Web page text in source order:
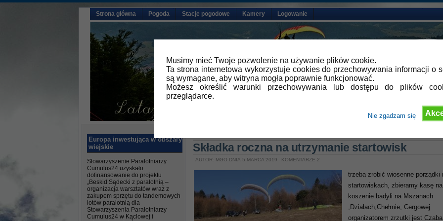
Musimy mieć Twoje pozwolenie na używanie plików cookie.
Ta strona internetowa wykorzystuje cookies do przechowywania informacji o
są wymagane, aby witryna mogła poprawnie funkcjonować.
Możesz określić warunki przechowywania lub dostępu do plików
przeglądarce.
Nie zgadzam się
Strona główna Pogoda Stacje pogodowe Kamery Logowanie
Europa inwestująca w obszary
wiejskie
Stowarzyszenie Paralotniarzy
Cumulus24 uzyskało
dofinansowanie do projektu
„Beskid Sądecki z paralotnią –
organizacja warsztatów wraz z
zakupem sprzętu do tandemowych
lotów paralotnią dla
Stowarzyszenia Paralotniarzy
Cumulus24 w Kąclowej i
Składka roczna na utrzymanie startowisk
AUTOR: MGO DNIA 5 MARCA 2019 KOMENTARZE 2
trzeba zrobić wiosenne porządki
startowiskach, zbieramy kasę na
koszenie badyli na Mszanach
,Działach,Chełmie, Cergowej
organizatorem zrzutki jest